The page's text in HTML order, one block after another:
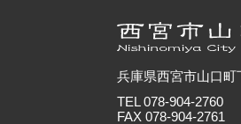
兵庫県西宮市山口
TEL 078-904-2760
FAX 078-904-2761